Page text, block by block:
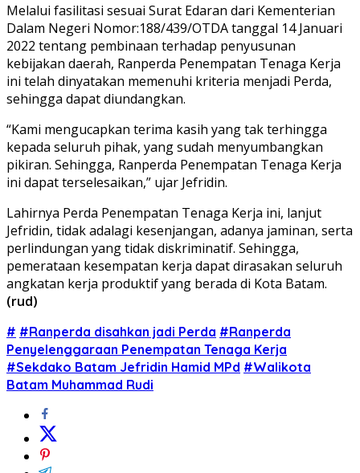
Melalui fasilitasi sesuai Surat Edaran dari Kementerian
Dalam Negeri Nomor:188/439/OTDA tanggal 14 Januari
2022 tentang pembinaan terhadap penyusunan
kebijakan daerah, Ranperda Penempatan Tenaga Kerja
ini telah dinyatakan memenuhi kriteria menjadi Perda,
sehingga dapat diundangkan.
“Kami mengucapkan terima kasih yang tak terhingga
kepada seluruh pihak, yang sudah menyumbangkan
pikiran. Sehingga, Ranperda Penempatan Tenaga Kerja
ini dapat terselesaikan,” ujar Jefridin.
Lahirnya Perda Penempatan Tenaga Kerja ini, lanjut
Jefridin, tidak adalagi kesenjangan, adanya jaminan, serta
perlindungan yang tidak diskriminatif. Sehingga,
pemerataan kesempatan kerja dapat dirasakan seluruh
angkatan kerja produktif yang berada di Kota Batam.
(rud)
# #Ranperda disahkan jadi Perda #Ranperda
Penyelenggaraan Penempatan Tenaga Kerja
#Sekdako Batam Jefridin Hamid MPd #Walikota
Batam Muhammad Rudi